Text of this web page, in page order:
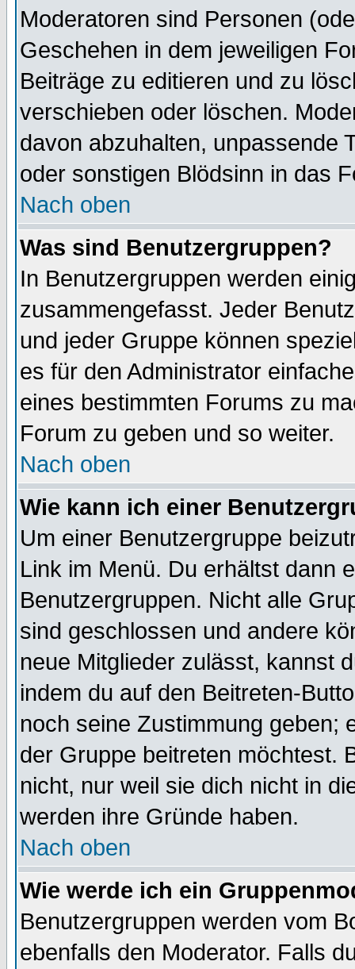
Moderatoren sind Personen
Geschehen in dem jeweiligen
Beiträge zu editieren und zu
verschieben oder löschen.
davon abzuhalten, unpassende
oder sonstigen Blödsinn in das
Nach oben
Was sind Benutzergruppen?
In Benutzergruppen werden
zusammengefasst. Jeder
und jeder Gruppe können
es für den Administrator
eines bestimmten Forums zu
Forum zu geben und so weiter.
Nach oben
Wie kann ich einer
Um einer Benutzergruppe
Link im Menü. Du erhältst dann
Benutzergruppen. Nicht alle
sind geschlossen und andere
neue Mitglieder zulässt, kannst
indem du auf den Beitreten-
noch seine Zustimmung geben;
der Gruppe beitreten möchtest.
nicht, nur weil sie dich nicht in
werden ihre Gründe haben.
Nach oben
Wie werde ich ein
Benutzergruppen werden vom
ebenfalls den Moderator. Falls